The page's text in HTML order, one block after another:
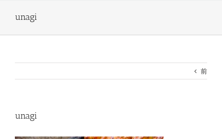
unagi
前
unagi